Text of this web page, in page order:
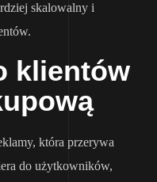
skalowalny i
klientów
która przerywa
do użytkowników,